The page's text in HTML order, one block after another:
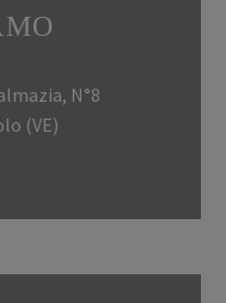
N°8
(VE)